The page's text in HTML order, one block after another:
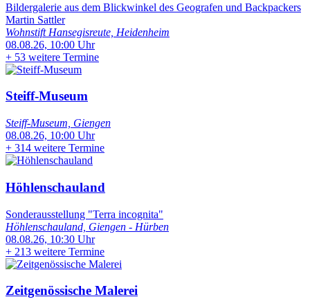
Bildergalerie aus dem Blickwinkel des Geografen und Backpackers
Martin Sattler
Wohnstift Hansegisreute, Heidenheim
08.08.26, 10:00 Uhr
+ 53 weitere Termine
Steiff-Museum
Steiff-Museum, Giengen
08.08.26, 10:00 Uhr
+ 314 weitere Termine
Höhlenschauland
Sonderausstellung "Terra incognita"
Höhlenschauland, Giengen - Hürben
08.08.26, 10:30 Uhr
+ 213 weitere Termine
Zeitgenössische Malerei